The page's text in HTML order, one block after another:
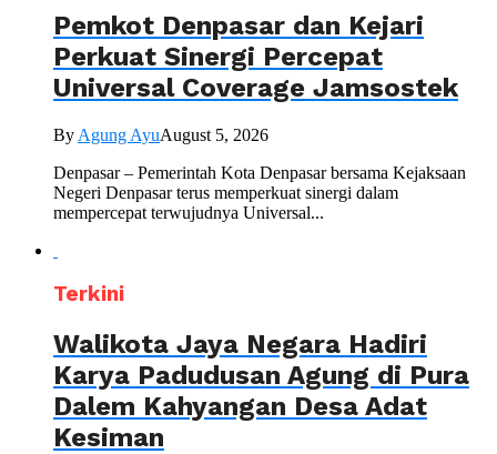
Pemkot Denpasar dan Kejari
Perkuat Sinergi Percepat
Universal Coverage Jamsostek
By Agung AyuAugust 5, 2026
Denpasar – Pemerintah Kota Denpasar bersama Kejaksaan
Negeri Denpasar terus memperkuat sinergi dalam
mempercepat terwujudnya Universal...
Terkini
Walikota Jaya Negara Hadiri
Karya Padudusan Agung di Pura
Dalem Kahyangan Desa Adat
Kesiman